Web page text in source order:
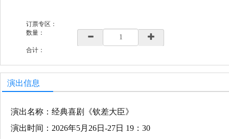
订票专区：
数量：
合计：
演出信息
演出名称：经典喜剧《钦差大臣》
演出时间：2026年5月26日-27日 19：30